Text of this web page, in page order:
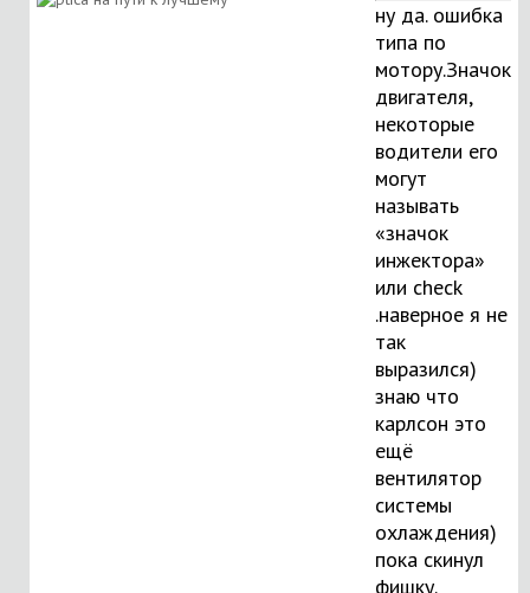
ну да. ошибка
типа по
мотору.Значок
двигателя,
некоторые
водители его
могут
называть
«значок
инжектора»
или check
.наверное я не
так
выразился)
знаю что
карлсон это
ещё
вентилятор
системы
охлаждения)
пока скинул
фишку.